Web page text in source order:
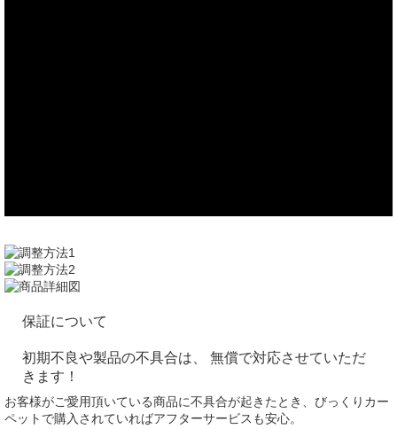
保証について
初期不良や製品の不具合は、 無償で対応させていただ
きます！
お客様がご愛用頂いている商品に不具合が起きたとき、びっくりカー
ペットで購入されていればアフターサービスも安心。